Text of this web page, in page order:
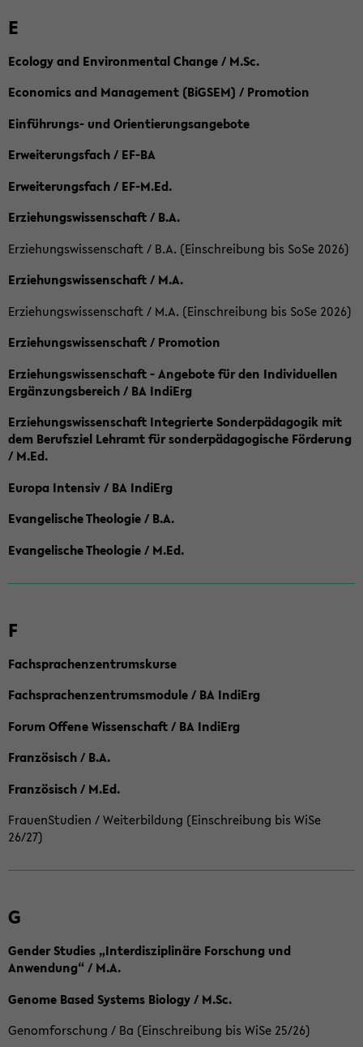
E
Ecology and Environmental Change / M.Sc.
Economics and Management (BiGSEM) / Promotion
Einführungs- und Orientierungsangebote
Erweiterungsfach / EF-BA
Erweiterungsfach / EF-M.Ed.
Erziehungswissenschaft / B.A.
Erziehungswissenschaft / B.A. (Einschreibung bis SoSe 2026)
Erziehungswissenschaft / M.A.
Erziehungswissenschaft / M.A. (Einschreibung bis SoSe 2026)
Erziehungswissenschaft / Promotion
Erziehungswissenschaft - Angebote für den Individuellen
Ergänzungsbereich / BA IndiErg
Erziehungswissenschaft Integrierte Sonderpädagogik mit
dem Berufsziel Lehramt für sonderpädagogische Förderung
/ M.Ed.
Europa Intensiv / BA IndiErg
Evangelische Theologie / B.A.
Evangelische Theologie / M.Ed.
F
Fachsprachenzentrumskurse
Fachsprachenzentrumsmodule / BA IndiErg
Forum Offene Wissenschaft / BA IndiErg
Französisch / B.A.
Französisch / M.Ed.
FrauenStudien / Weiterbildung (Einschreibung bis WiSe
26/27)
G
Gender Studies „Interdisziplinäre Forschung und
Anwendung“ / M.A.
Genome Based Systems Biology / M.Sc.
Genomforschung / Ba (Einschreibung bis WiSe 25/26)